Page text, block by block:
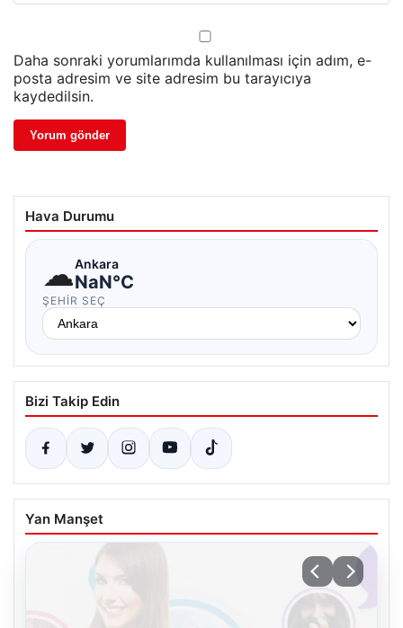
Daha sonraki yorumlarımda kullanılması için adım, e-
posta adresim ve site adresim bu tarayıcıya
kaydedilsin.
Hava Durumu
☁Ankara
NaN°C
ŞEHIR SEÇ
Bizi Takip Edin
Yan Manşet